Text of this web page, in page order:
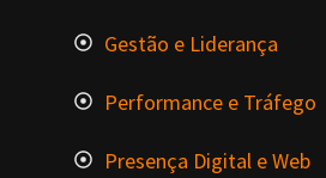
Gestão e Liderança
Performance e Tráfego
Presença Digital e Web